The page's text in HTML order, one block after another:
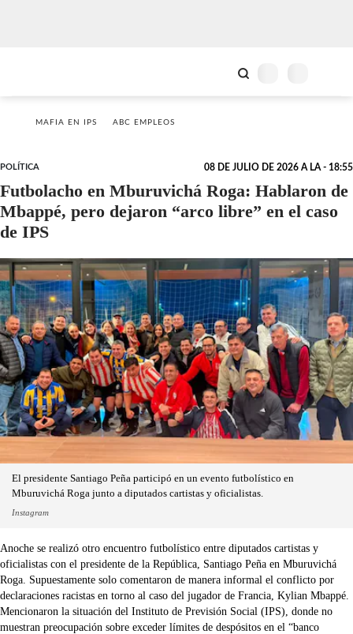
MAFIA EN IPS ABC EMPLEOS
POLÍTICA 08 DE JULIO DE 2026 A LA - 18:55
Futbolacho en Mburuvichá Roga: Hablaron de
Mbappé, pero dejaron “arco libre” en el caso
de IPS
El presidente Santiago Peña participó en un evento futbolístico en
Mburuvichá Roga junto a diputados cartistas y oficialistas.
Instagram
Anoche se realizó otro encuentro futbolístico entre diputados cartistas y
oficialistas con el presidente de la República, Santiago Peña en Mburuvichá
Roga. Supuestamente solo comentaron de manera informal el conflicto por
declaraciones racistas en torno al caso del jugador de Francia, Kylian Mbappé.
Mencionaron la situación del Instituto de Previsión Social (IPS), donde no
muestran preocupación sobre exceder límites de despósitos en el “banco